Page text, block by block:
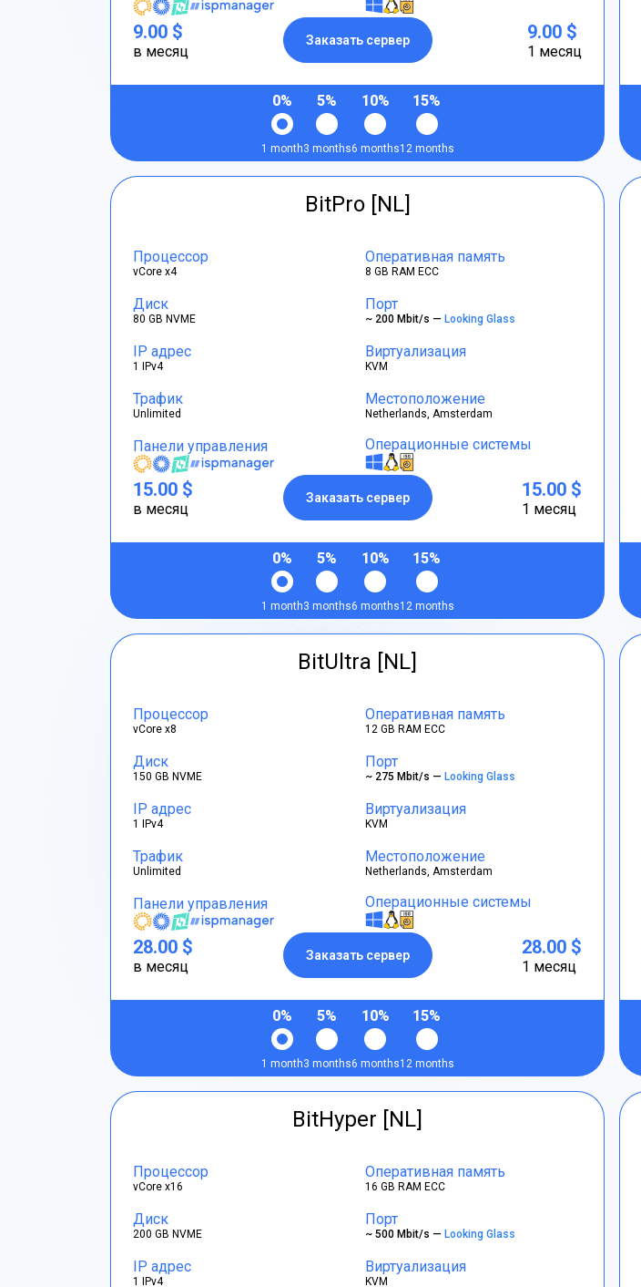
9.00 $
в месяц
Заказать сервер 9.00 $
1 месяц
0%
1 month
5%
3 months
10%
6 months
15%
12 months
BitPro [NL]
Процессор
vCore x4
Оперативная память
8 GB RAM ECC
Диск
80 GB NVME
Порт
~ 200 Mbit/s — Looking Glass
IP адрес
1 IPv4
Виртуализация
KVM
Трафик
Unlimited
Местоположение
Netherlands, Amsterdam
Панели управления Операционные системы
15.00 $
в месяц
Заказать сервер 15.00 $
1 месяц
0%
1 month
5%
3 months
10%
6 months
15%
12 months
BitUltra [NL]
Процессор
vCore x8
Оперативная память
12 GB RAM ECC
Диск
150 GB NVME
Порт
~ 275 Mbit/s — Looking Glass
IP адрес
1 IPv4
Виртуализация
KVM
Трафик
Unlimited
Местоположение
Netherlands, Amsterdam
Панели управления Операционные системы
28.00 $
в месяц
Заказать сервер 28.00 $
1 месяц
0%
1 month
5%
3 months
10%
6 months
15%
12 months
BitHyper [NL]
Процессор
vCore x16
Оперативная память
16 GB RAM ECC
Диск
200 GB NVME
Порт
~ 500 Mbit/s — Looking Glass
IP адрес
1 IPv4
Виртуализация
KVM